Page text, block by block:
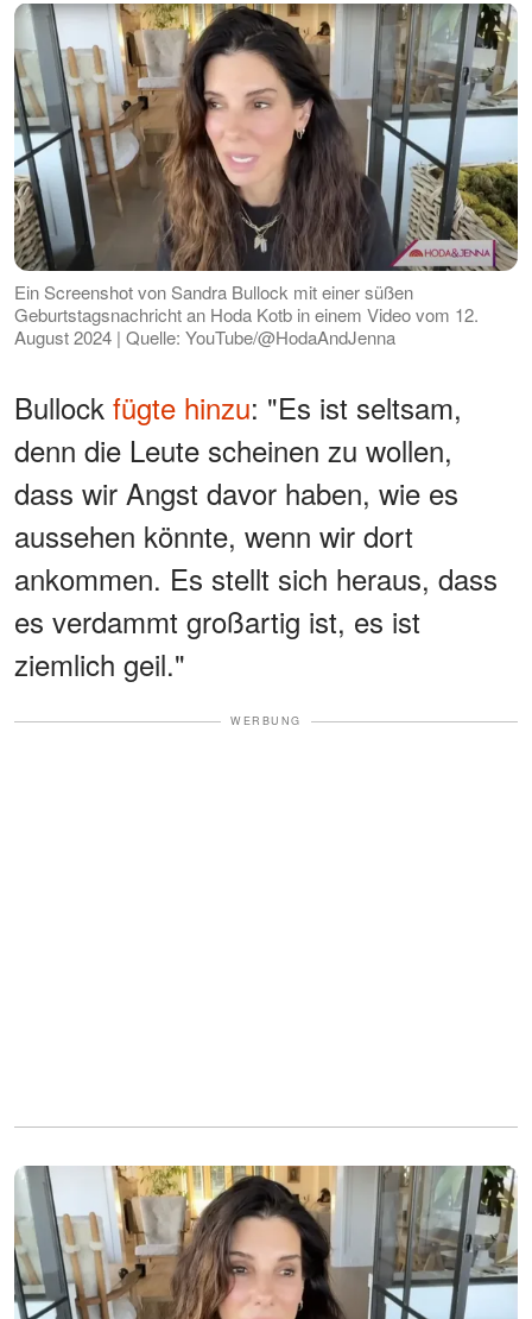
Ein Screenshot von Sandra Bullock mit einer süßen
Geburtstagsnachricht an Hoda Kotb in einem Video vom 12.
August 2024 | Quelle: YouTube/@HodaAndJenna
Bullock fügte hinzu: "Es ist seltsam,
denn die Leute scheinen zu wollen,
dass wir Angst davor haben, wie es
aussehen könnte, wenn wir dort
ankommen. Es stellt sich heraus, dass
es verdammt großartig ist, es ist
ziemlich geil."
WERBUNG